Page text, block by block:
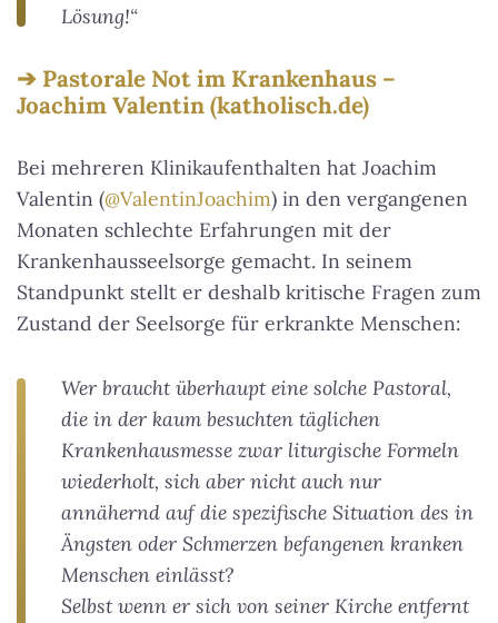
Lösung!“
Pastorale Not im Krankenhaus –
Joachim Valentin (katholisch.de)
Bei mehreren Klinikaufenthalten hat Joachim
Valentin (@ValentinJoachim) in den vergangenen
Monaten schlechte Erfahrungen mit der
Krankenhausseelsorge gemacht. In seinem
Standpunkt stellt er deshalb kritische Fragen zum
Zustand der Seelsorge für erkrankte Menschen:
Wer braucht überhaupt eine solche Pastoral,
die in der kaum besuchten täglichen
Krankenhausmesse zwar liturgische Formeln
wiederholt, sich aber nicht auch nur
annähernd auf die spezifische Situation des in
Ängsten oder Schmerzen befangenen kranken
Menschen einlässt?
Selbst wenn er sich von seiner Kirche entfernt